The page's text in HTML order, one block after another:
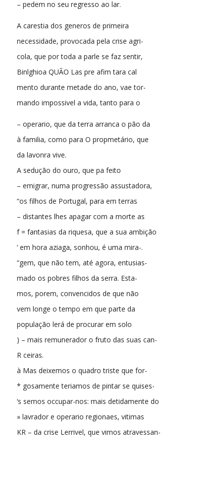
– pedem no seu regresso ao lar.
A carestia dos generos de primeira
necessidade, provocada pela crise agri-
cola, que por toda a parle se faz sentir,
Binlghioa QUÃO Las pre afim tara cal
mento durante metade do ano, vae tor-
mando impossivel a vida, tanto para o
– operario, que da terra arranca o pão da
à familia, como para O propmetário, que
da lavonra vive.
A sedução do ouro, que pa feito
– emigrar, numa progressão assustadora,
“os filhos de Portugal, para em terras
– distantes lhes apagar com a morte as
f = fantasias da riquesa, que a sua ambição
‘ em hora aziaga, sonhou, é uma mira-.
“gem, que não tem, até agora, entusias-
mado os pobres filhos da serra. Esta-
mos, porem, convencidos de que não
vem longe o tempo em que parte da
população lerá de procurar em solo
) – mais remunerador o fruto das suas can-
R ceiras.
à Mas deixemos o quadro triste que for-
* gosamente teriamos de pintar se quises-
‘s semos occupar-nos: mais detidamente do
» lavrador e operario regionaes, vitimas
KR – da crise Lerrivel, que vimos atravessan-